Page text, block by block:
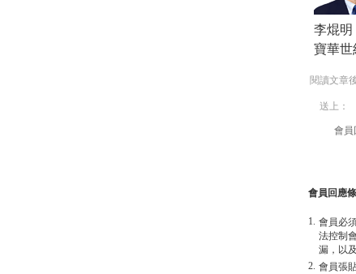
李焜明
寶華世
閱讀文章
送上：
會員
會員回應
1. 會員必
法控制
漏，以
2. 會員張